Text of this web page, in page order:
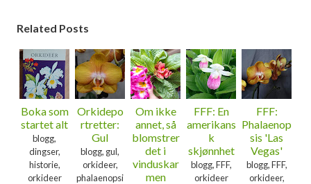
Related Posts
Boka som
startet alt
blogg,
dingser,
historie,
orkideer
Orkidepo
rtretter:
Gul
blogg, gul,
orkideer,
phalaenopsi
Om ikke
annet, så
blomstrer
det i
vinduskar
men
FFF: En
amerikans
k
skjønnhet
blogg, FFF,
orkideer
FFF:
Phalaenop
sis 'Las
Vegas'
blogg, FFF,
orkideer,